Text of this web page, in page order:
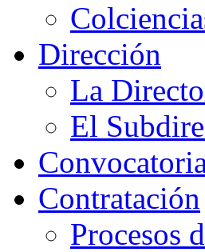
Dirección
La
El
Contratación
Procesos